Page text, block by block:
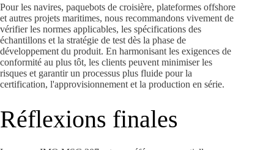
Pour les navires, paquebots de croisière, plateformes offshore
et autres projets maritimes, nous recommandons vivement de
vérifier les normes applicables, les spécifications des
échantillons et la stratégie de test dès la phase de
développement du produit. En harmonisant les exigences de
conformité au plus tôt, les clients peuvent minimiser les
risques et garantir un processus plus fluide pour la
certification, l'approvisionnement et la production en série.
Réflexions finales